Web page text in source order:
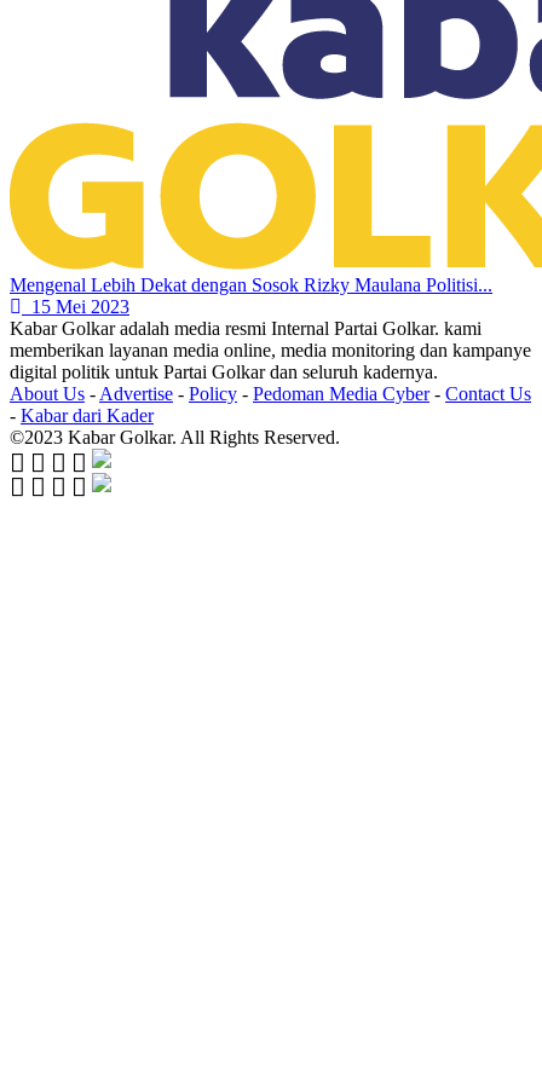
Mengenal Lebih Dekat dengan Sosok Rizky Maulana Politisi...
15 Mei 2023
Kabar Golkar adalah media resmi Internal Partai Golkar. kami
memberikan layanan media online, media monitoring dan kampanye
digital politik untuk Partai Golkar dan seluruh kadernya.
About Us - Advertise - Policy - Pedoman Media Cyber- Contact Us
- Kabar dari Kader
©2023 Kabar Golkar. All Rights Reserved.